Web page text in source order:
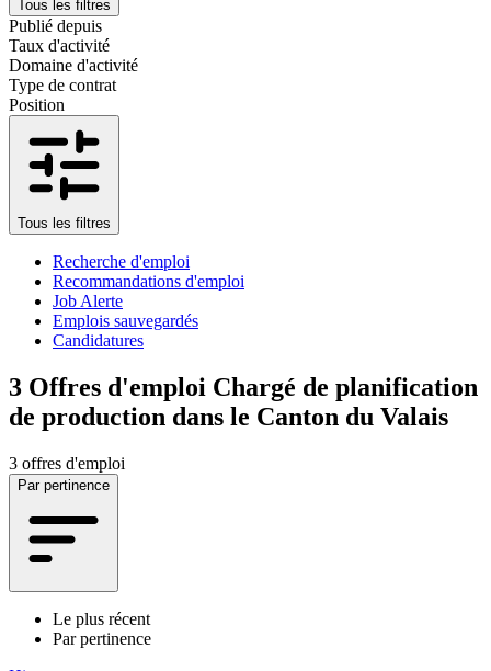
Tous les filtres
Publié depuis
Taux d'activité
Domaine d'activité
Type de contrat
Position
Tous les filtres
Recherche d'emploi
Recommandations d'emploi
Job Alerte
Emplois sauvegardés
Candidatures
3 Offres d'emploi Chargé de planification
de production dans le Canton du Valais
3 offres d'emploi
Par pertinence
Le plus récent
Par pertinence